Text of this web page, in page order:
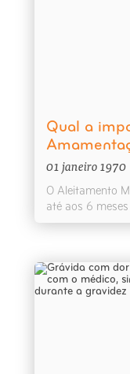
Qual a
01 janeiro 1970
O Aleitamento
até aos 6